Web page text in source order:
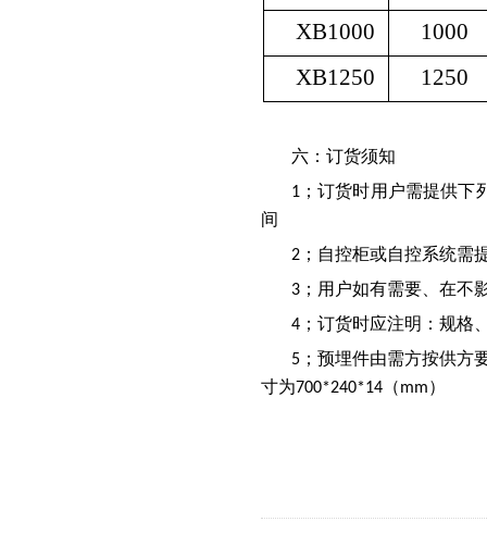
XB1000
1000
XB1250
1250
六：订货须知
1 ；订货时用户需提供
间
2 ；自控柜或自控系统需
3 ；用户如有需要、在不
4 ；订货时应注明：规格
5 ；预埋件由需方按供方
寸为700*240*14 （mm）